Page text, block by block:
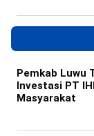
Pemkab Luwu
Investasi PT
Masyarakat